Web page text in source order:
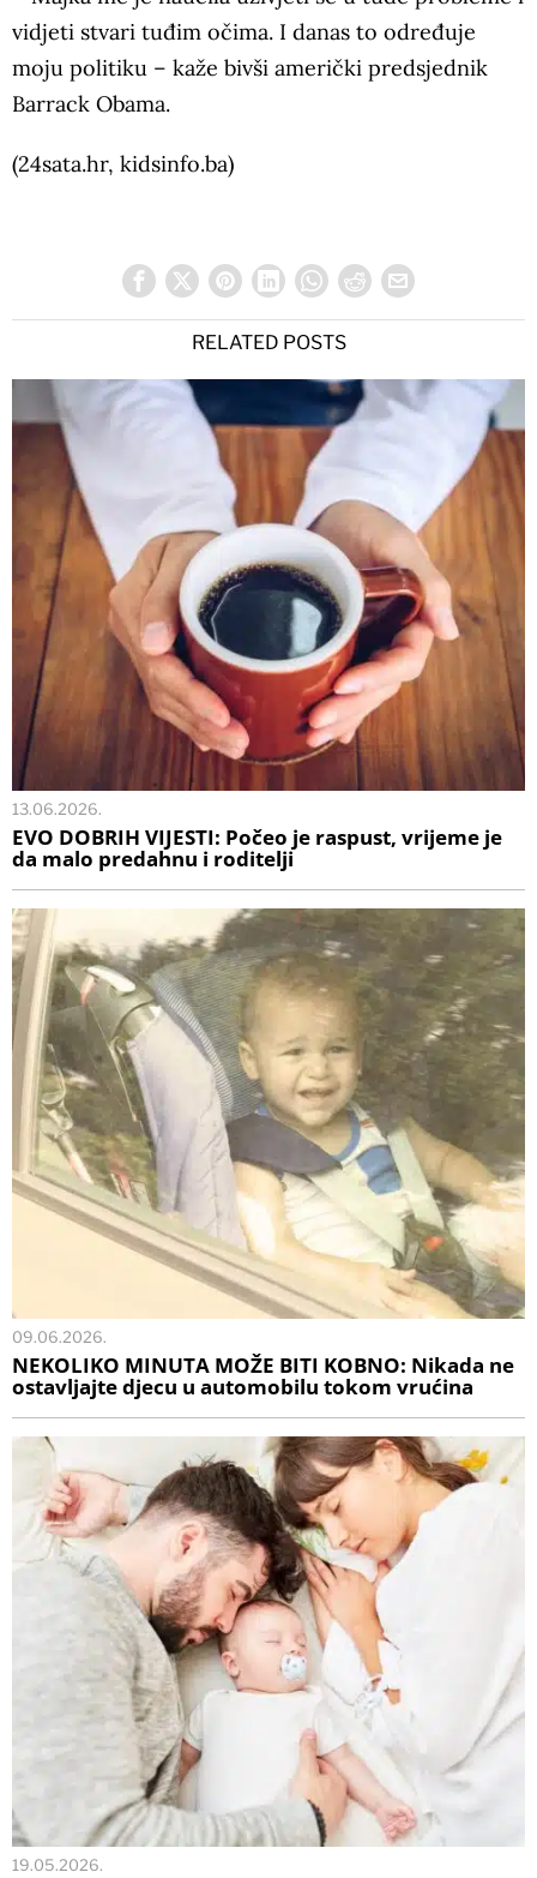
vidjeti stvari tuđim očima. I danas to određuje
moju politiku – kaže bivši američki predsjednik
Barrack Obama.
(24sata.hr, kidsinfo.ba)
RELATED POSTS
13.06.2026.
EVO DOBRIH VIJESTI: Počeo je raspust, vrijeme je
da malo predahnu i roditelji
09.06.2026.
NEKOLIKO MINUTA MOŽE BITI KOBNO: Nikada ne
ostavljajte djecu u automobilu tokom vrućina
19.05.2026.